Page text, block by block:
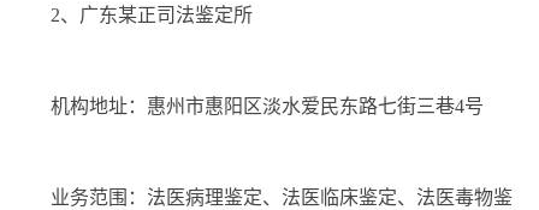
2、广东某正司法鉴定所
机构地址：惠州市惠阳区淡水爱民东路七街三巷4号
业务范围：法医病理鉴定、法医临床鉴定、法医毒物鉴